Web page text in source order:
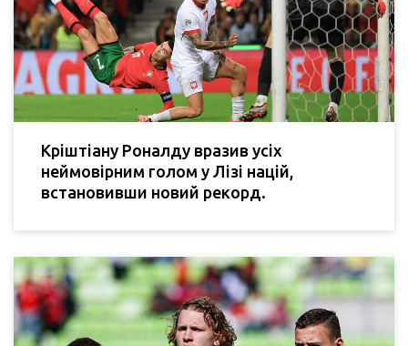
Кріштіану Роналду вразив усіх
неймовірним голом у Лізі націй,
встановивши новий рекорд.